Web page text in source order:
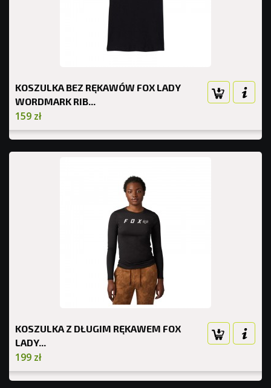
KOSZULKA BEZ RĘKAWÓW FOX LADY
WORDMARK RIB...
159 zł
KOSZULKA Z DŁUGIM RĘKAWEM FOX
LADY...
199 zł